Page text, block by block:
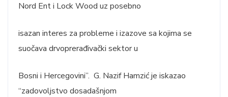
Nord Ent i Lock Wood uz posebno
isazan interes za probleme i izazove sa kojima se
suočava drvoprerađivački sektor u
Bosni i Hercegovini”. G. Nazif Hamzić je iskazao
“zadovoljstvo dosadašnjom